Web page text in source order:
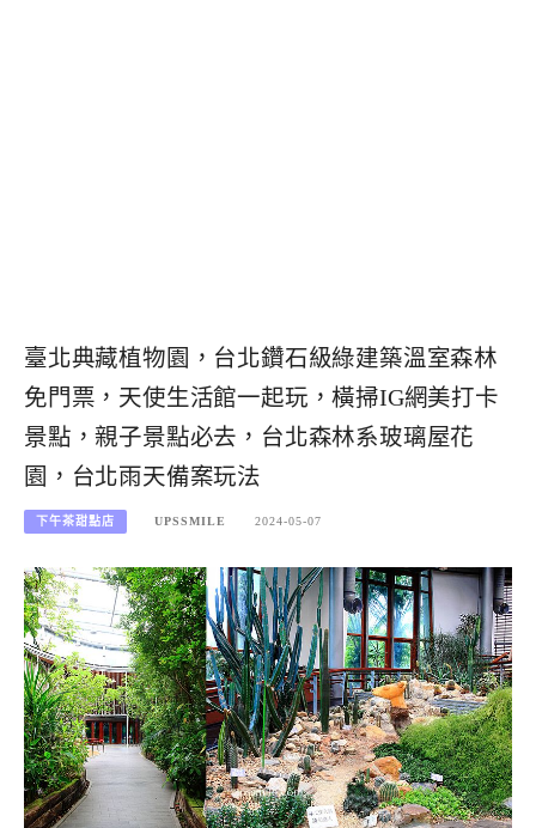
臺北典藏植物園，台北鑽石級綠建築溫室森林
免門票，天使生活館一起玩，橫掃IG網美打卡
景點，親子景點必去，台北森林系玻璃屋花
園，台北雨天備案玩法
下午茶甜點店 UPSSMILE 2024-05-07